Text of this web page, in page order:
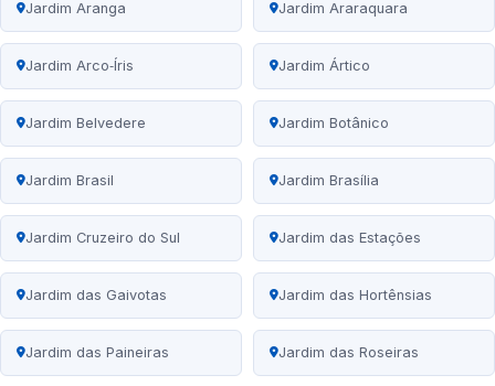
Jardim Aranga Jardim Araraquara
Jardim Arco‑Íris Jardim Ártico
Jardim Belvedere Jardim Botânico
Jardim Brasil Jardim Brasília
Jardim Cruzeiro do Sul Jardim das Estações
Jardim das Gaivotas Jardim das Hortênsias
Jardim das Paineiras Jardim das Roseiras